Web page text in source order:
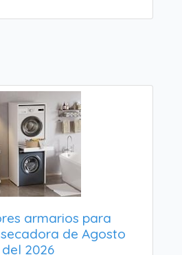
armarios para
de Agosto
del 2026